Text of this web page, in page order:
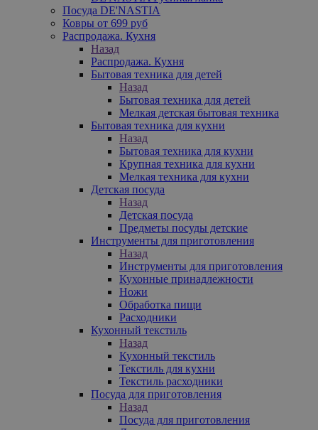
Посуда DE'NASTIA
Ковры от 699 руб
Распродажа. Кухня
Назад
Распродажа. Кухня
Бытовая техника для детей
Назад
Бытовая техника для детей
Мелкая детская бытовая техника
Бытовая техника для кухни
Назад
Бытовая техника для кухни
Крупная техника для кухни
Мелкая техника для кухни
Детская посуда
Назад
Детская посуда
Предметы посуды детские
Инструменты для приготовления
Назад
Инструменты для приготовления
Кухонные принадлежности
Ножи
Обработка пищи
Расходники
Кухонный текстиль
Назад
Кухонный текстиль
Текстиль для кухни
Текстиль расходники
Посуда для приготовления
Назад
Посуда для приготовления